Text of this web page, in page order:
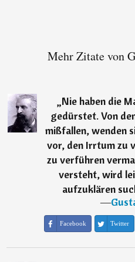
Mehr Zitate von
„Nie haben die
gedürstet. Von
mißfallen, wenden
vor, den Irrtum zu
zu verführen
versteht, wird
aufzuklären
―
Facebook Twitter